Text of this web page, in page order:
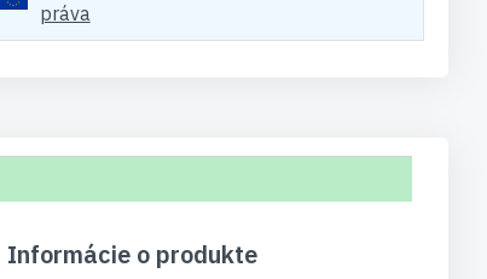
práva
Informácie o produkte